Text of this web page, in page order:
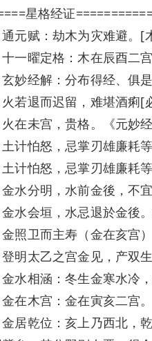
星格经证
通元赋：劫木为灾难避
十一曜定格：木在辰酉二宫
玄妙经解：分布得经、俱
火若退而迟留，难堪酒痢[
火在未宫，贵格。《元妙经
土计怕怒，忌掌刃雄廉耗
土计怕怒，忌掌刃雄廉耗
金水分明，水前金後，不
金水会垣，水忌退於金後
金照卫而主寿（金在亥宫
登明太乙之宫金见，产双
金水相涵：冬生金寒水冷
金在木宫：金在寅亥二宫
金居乾位：亥上乃西北